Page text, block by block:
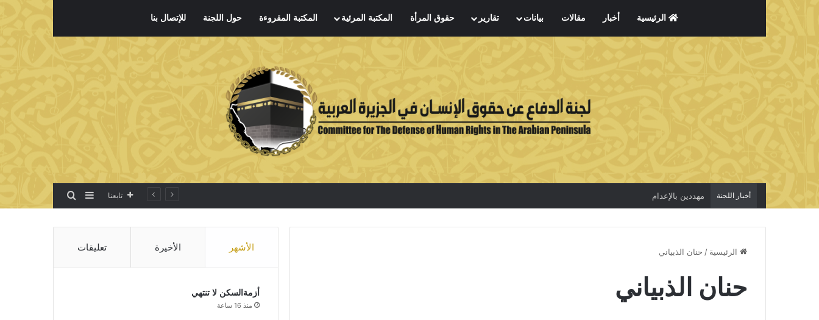
الرئيسية أخبار مقالات بيانات تقارير حقوق المرأة المكتبة المرئية المكتبة المقروءة حول اللجنة للإتصال بنا
أخبار اللجنة مهددين بالإعدام تابعنا إضافة عمود جانبي
بحث عن
الرئيسية / حنان الذبياني
حنان الذبياني
الأشهر الأخيرة تعليقات
أزمةالسكن لا تنتهي
منذ 16 ساعة